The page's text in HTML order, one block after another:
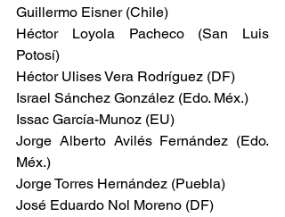
Guillermo Eisner (Chile)
Héctor Loyola Pacheco (San Luis
Potosí)
Héctor Ulises Vera Rodríguez (DF)
Israel Sánchez González (Edo. Méx.)
Issac García-Munoz (EU)
Jorge Alberto Avilés Fernández (Edo.
Méx.)
Jorge Torres Hernández (Puebla)
José Eduardo Nol Moreno (DF)